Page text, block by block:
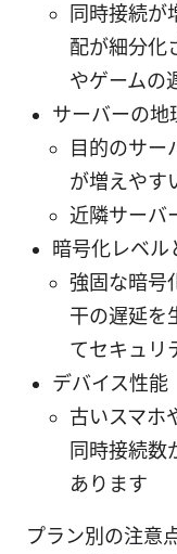
同時接続が
配が細分化
やゲームの
サーバーの地
目的のサー
が増えやす
近隣サーバ
暗号化レベル
強固な暗号
干の遅延を
てセキュリ
デバイス性能
古いスマホ
同時接続数
あります
プラン別の注意